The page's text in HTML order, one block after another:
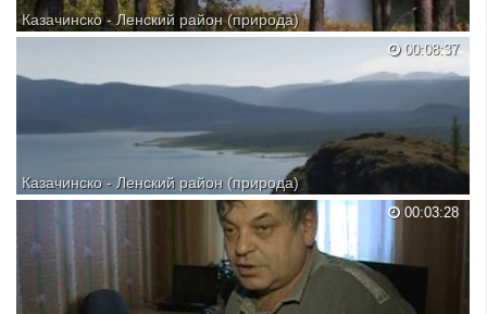
Казачинско - Ленский район (природа)
00:08:37
Казачинско - Ленский район (природа)
00:03:28